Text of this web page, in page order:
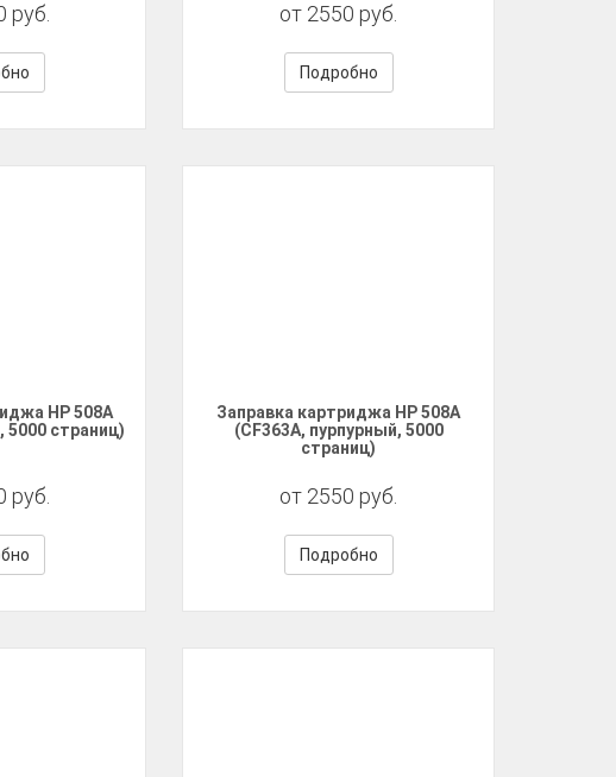
руб. от 2550 руб.
Подробно
HP 508A
5000 страниц)
руб.
Заправка картриджа HP 508A
(CF363A, пурпурный, 5000
страниц)
от 2550 руб.
Подробно